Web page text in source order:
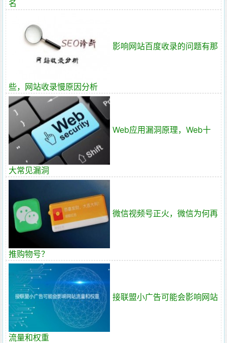
名
影响网站百度收录的问题有那
些，网站收录慢原因分析
Web应用漏洞原理，Web十
大常见漏洞
微信视频号正火，微信为何再
推购物号？
接联盟小广告可能会影响网站
流量和权重